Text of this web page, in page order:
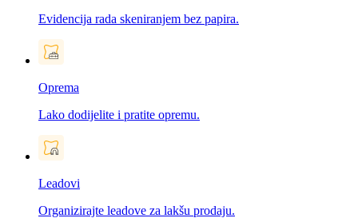
Evidencija rada skeniranjem bez papira.
Oprema
Lako dodijelite i pratite opremu.
Leadovi
Organizirajte leadove za lakšu prodaju.